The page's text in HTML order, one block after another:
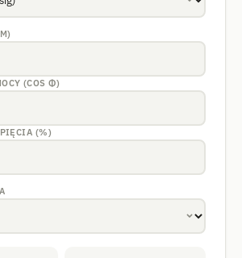
(COS Φ)
(%)